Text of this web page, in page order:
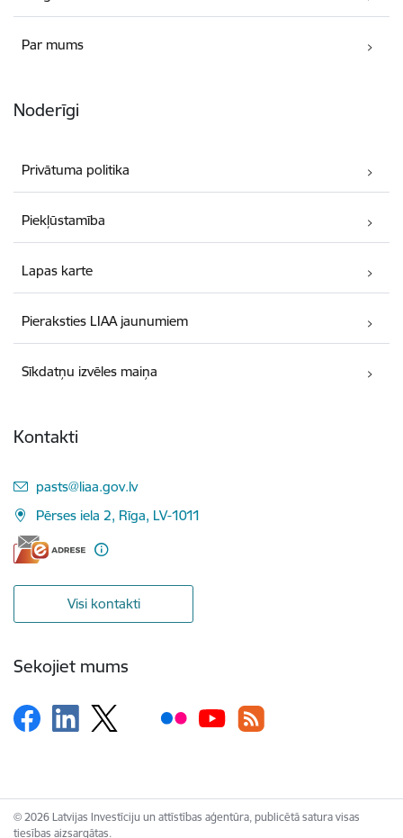
Par mums
Noderīgi
Privātuma politika
Piekļūstamība
Lapas karte
Pieraksties LIAA jaunumiem
Sīkdatņu izvēles maiņa
Kontakti
E-pasts:
pasts@liaa.gov.lv
Pērses iela 2, Rīga, LV-1011
Visi kontakti
Sekojiet mums
© 2026 Latvijas Investīciju un attīstības aģentūra, publicētā satura visas
tiesības aizsargātas.